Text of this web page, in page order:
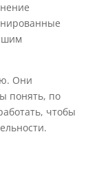
Они
понять, по
чтобы